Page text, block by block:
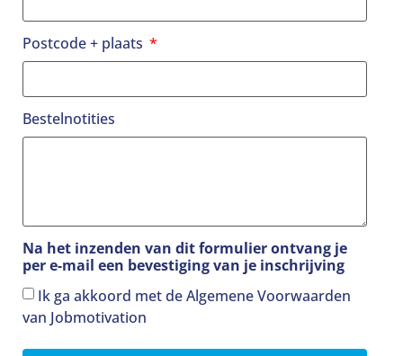
Postcode + plaats
Bestelnotities
Na het inzenden van dit formulier ontvang je
per e-mail een bevestiging van je inschrijving
Ik ga akkoord met de Algemene Voorwaarden
van Jobmotivation